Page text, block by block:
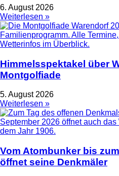
6. August 2026
Weiterlesen »
Himmelsspektakel über
Montgolfiade
5. August 2026
Weiterlesen »
Vom Atombunker bis
öffnet seine Denkmäler